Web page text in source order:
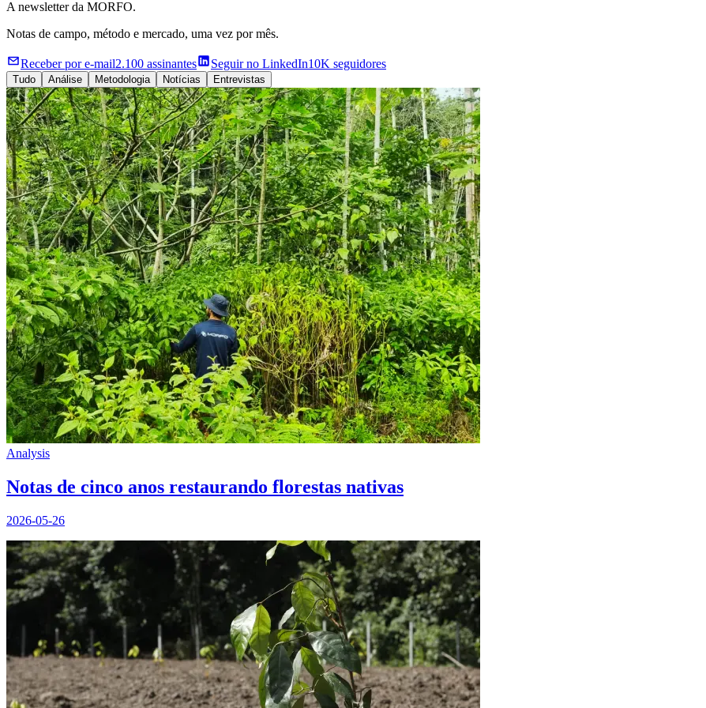
A newsletter da MORFO.
Notas de campo, método e mercado, uma vez por mês.
Receber por e-mail2.100 assinantes Seguir no LinkedIn10K seguidores
Tudo Análise Metodologia Notícias Entrevistas
Analysis
Notas de cinco anos restaurando florestas nativas
2026-05-26